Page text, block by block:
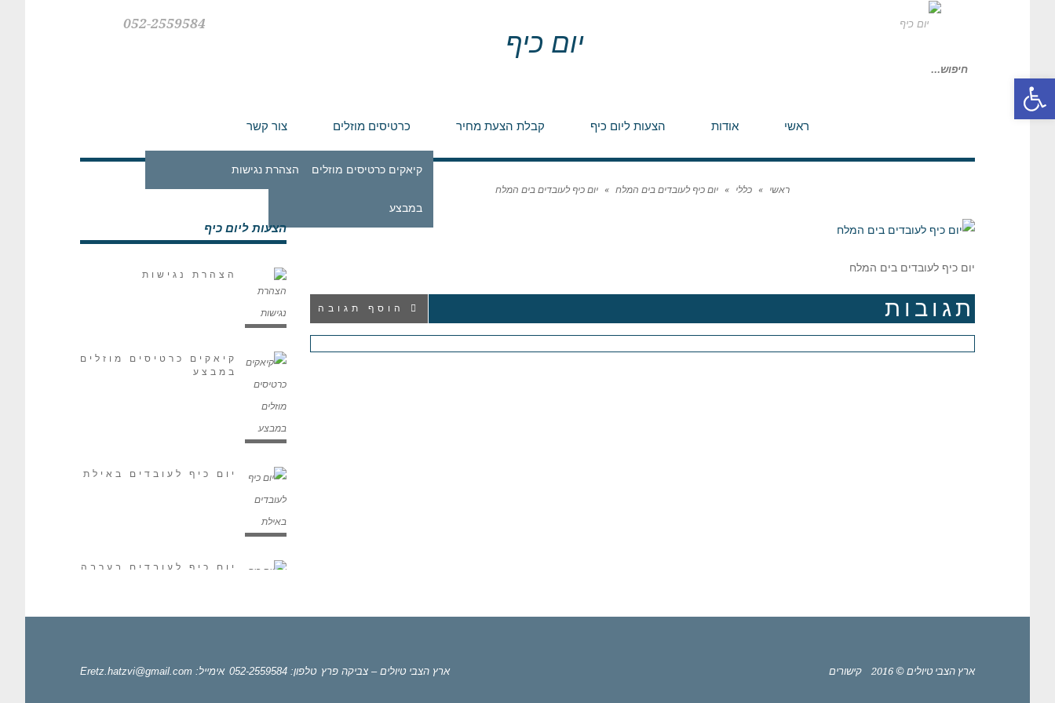
פתח סרגל נגישות
יום כיף
052-2559584
ראשי אודות הצעות ליום כיף קבלת הצעת מחיר כרטיסים מוזלים
קיאקים כרטיסים מוזלים
במבצע
צור קשר
הצהרת נגישות
ראשי » כללי » יום כיף לעובדים בים המלח » יום כיף לעובדים בים המלח
יום כיף לעובדים בים המלח
תגובות הוסף תגובה
הצעות ליום כיף
הצהרת נגישות
קיאקים כרטיסים מוזלים
במבצע
יום כיף לעובדים באילת
יום כיף לעובדים בערבה
במצפה רמון
ארץ הצבי טיולים – צביקה פרץ טלפון: 052-2559584 אימייל: Eretz.hatzvi@gmail.com ארץ הצבי טיולים © 2016 קישורים